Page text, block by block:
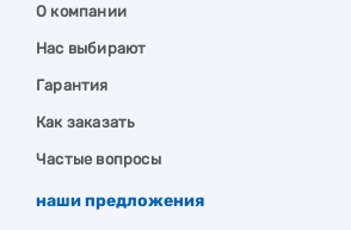
О компании
Нас выбирают
Гарантия
Как заказать
Частые вопросы
наши предложения